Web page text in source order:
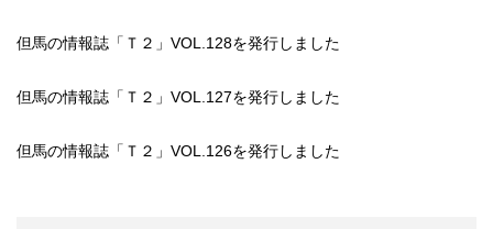
但馬の情報誌「Ｔ２」VOL.128を発行しました
但馬の情報誌「Ｔ２」VOL.127を発行しました
但馬の情報誌「Ｔ２」VOL.126を発行しました